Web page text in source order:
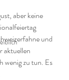
aber keine
und
aktuellen
wenig zu tun. Es